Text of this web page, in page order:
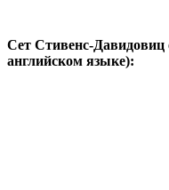
Сет Стивенс-Давидовиц
английском языке):